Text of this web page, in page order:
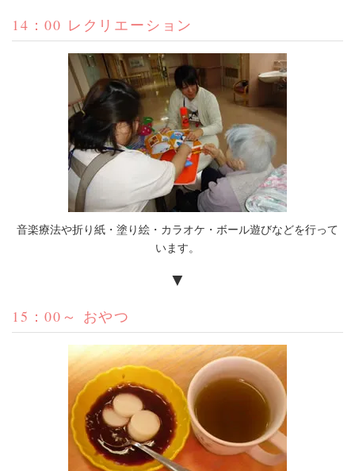
14：00 レクリエーション
音楽療法や折り紙・塗り絵・カラオケ・ボール遊びなどを行って
います。
▼
15：00～ おやつ